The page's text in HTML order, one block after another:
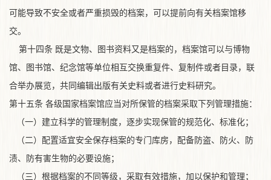
可能导致不安全或者严重损毁的档案，可以提前向有关档案馆移
交。
第十四条 既是文物、图书资料又是档案的，档案馆可以与博物
馆、图书馆、纪念馆等单位相互交换重复件、复制件或者目录，联
合举办展览，共同编辑出版有关史料或者进行史料研究。
第十五条 各级国家档案馆应当对所保管的档案采取下列管理措施：
（一）建立科学的管理制度，逐步实现保管的规范化、标准化；
（二）配置适宜安全保存档案的专门库房，配备防盗、防火、防
渍、防有害生物的必要设施；
（三）根据档案的不同等级，采取有效措施，加以保护和管理；